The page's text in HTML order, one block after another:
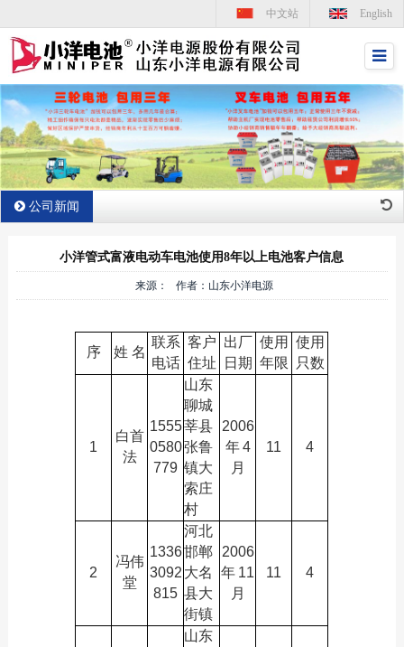
中文站 English
公司新闻
小洋管式富液电动车电池使用8年以上电池客户信息
来源： 作者：山东小洋电源
序 姓 名
联系
电话
客户
住址
出厂
日期
使用
年限
使用
只数
1
白首
法
1555
0580
779
山东
聊城
莘县
张鲁
镇大
索庄
村
2006
年4
月
11 4
2
冯伟
堂
1336
3092
815
河北
邯郸
大名
县大
街镇
2006
年 11
月
11 4
山东